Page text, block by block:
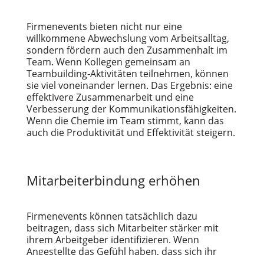
Firmenevents bieten nicht nur eine
willkommene Abwechslung vom Arbeitsalltag,
sondern fördern auch den Zusammenhalt im
Team. Wenn Kollegen gemeinsam an
Teambuilding-Aktivitäten teilnehmen, können
sie viel voneinander lernen. Das Ergebnis: eine
effektivere Zusammenarbeit und eine
Verbesserung der Kommunikationsfähigkeiten.
Wenn die Chemie im Team stimmt, kann das
auch die Produktivität und Effektivität steigern.
Mitarbeiterbindung erhöhen
Firmenevents können tatsächlich dazu
beitragen, dass sich Mitarbeiter stärker mit
ihrem Arbeitgeber identifizieren. Wenn
Angestellte das Gefühl haben, dass sich ihr